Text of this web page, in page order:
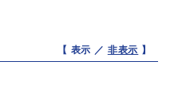
【 表示 ／ 非表示 】